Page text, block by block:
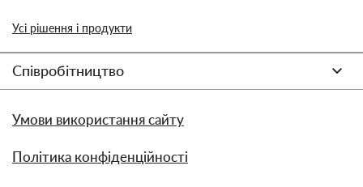
Усі рішення і продукти
Співробітництво
Умови використання сайту
Політика конфіденційності